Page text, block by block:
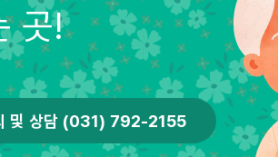
곳!
및 상담 (031) 792-2155